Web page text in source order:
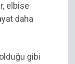
elbise
daha
gibi